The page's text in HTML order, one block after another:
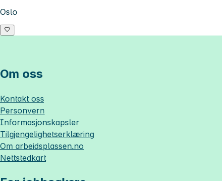
Oslo
Om oss
Kontakt oss
Personvern
Informasjonskapsler
Tilgjengelighetserklæring
Om arbeidsplassen.no
Nettstedkart